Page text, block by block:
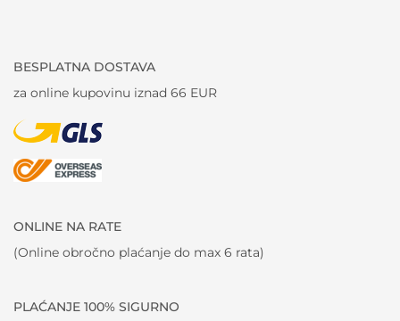
BESPLATNA DOSTAVA
za online kupovinu iznad 66 EUR
ONLINE NA RATE
(Online obročno plaćanje do max 6 rata)
PLAĆANJE 100% SIGURNO